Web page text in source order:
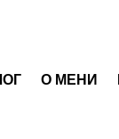
О МЕНИ